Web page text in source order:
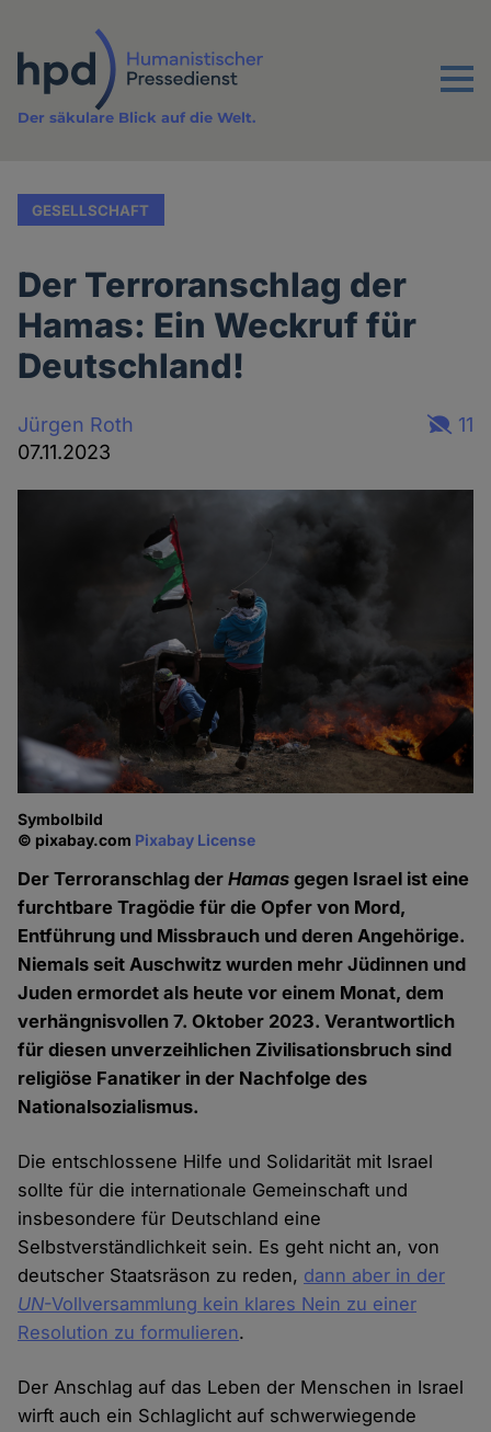
Inhalt
Menu
Der säkulare Blick auf die Welt.
GESELLSCHAFT
Der Terroranschlag der
Hamas: Ein Weckruf für
Deutschland!
Jürgen Roth
07.11.2023
11
Symbolbild
© pixabay.com Pixabay License
Der Terroranschlag derHamas gegen Israel ist eine
furchtbare Tragödie für die Opfer von Mord,
Entführung und Missbrauch und deren Angehörige.
Niemals seit Auschwitz wurden mehr Jüdinnen und
Juden ermordet als heute vor einem Monat, dem
verhängnisvollen 7. Oktober 2023. Verantwortlich
für diesen unverzeihlichen Zivilisationsbruch sind
religiöse Fanatiker in der Nachfolge des
Nationalsozialismus.
Die entschlossene Hilfe und Solidarität mit Israel
sollte für die internationale Gemeinschaft und
insbesondere für Deutschland eine
Selbstverständlichkeit sein. Es geht nicht an, von
deutscher Staatsräson zu reden, dann aber in der
UN-Vollversammlung kein klares Nein zu einer
Resolution zu formulieren.
Der Anschlag auf das Leben der Menschen in Israel
wirft auch ein Schlaglicht auf schwerwiegende